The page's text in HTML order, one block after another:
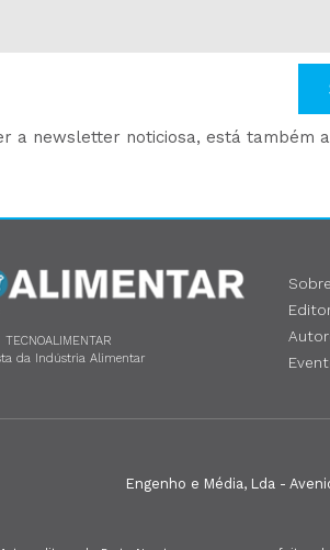
a newsletter noticiosa, está também
TECNOALIMENTAR
da Indústria Alimentar
Engenho e Média, Lda -